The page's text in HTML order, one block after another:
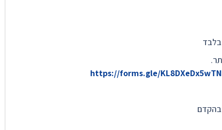
בלבד
https://forms.gle/
בהקדם